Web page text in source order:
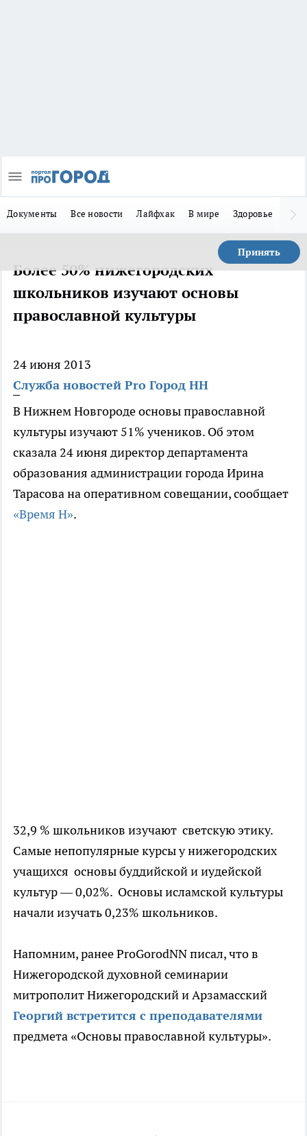
Документы Все новости Лайфхак В мире Здоровье
Принять
Более 50% нижегородских
школьников изучают основы
православной культуры
24 июня 2013
Служба новостей Pro Город НН
В Нижнем Новгороде основы православной
культуры изучают 51% учеников. Об этом
сказала 24 июня директор департамента
образования администрации города Ирина
Тарасова на оперативном совещании, сообщает
«Время Н».
32,9 % школьников изучают светскую этику.
Самые непопулярные курсы у нижегородских
учащихся основы буддийской и иудейской
культур — 0,02%. Основы исламской культуры
начали изучать 0,23% школьников.
Напомним, ранее ProGorodNN писал, что в
Нижегородской духовной семинарии
митрополит Нижегородский и Арзамасский
Георгий встретится с преподавателями
предмета «Основы православной культуры».